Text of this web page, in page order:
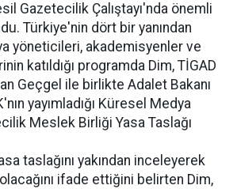
Gazetecilik Çalıştayı'nda önemli
Türkiye'nin dört bir yanından
yöneticileri, akademisyenler ve
katıldığı programda Dim, TİGAD
Geçgel ile birlikte Adalet Bakanı
yayımladığı Küresel Medya
Meslek Birliği Yasa Taslağı
taslağını yakından inceleyerek
ifade ettiğini belirten Dim,